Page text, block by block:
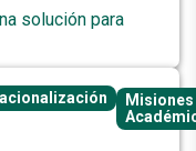
solución para
Misiones